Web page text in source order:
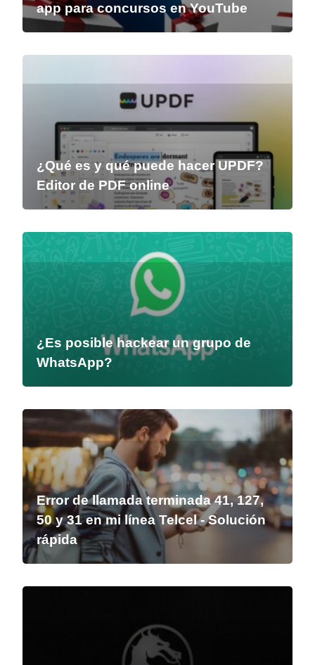
app para concursos en YouTube
¿Qué es y qué puede hacer UPDF?
Editor de PDF online
¿Es posible hackear un grupo de
WhatsApp?
Error de llamada terminada 41, 127,
50 y 31 en mi línea Telcel - Solución
rápida